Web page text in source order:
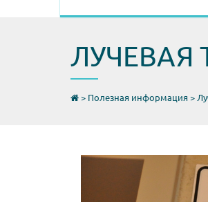
ЛУЧЕВАЯ
> Полезная информация >